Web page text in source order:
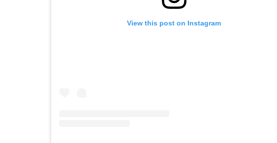
View this post on Instagram